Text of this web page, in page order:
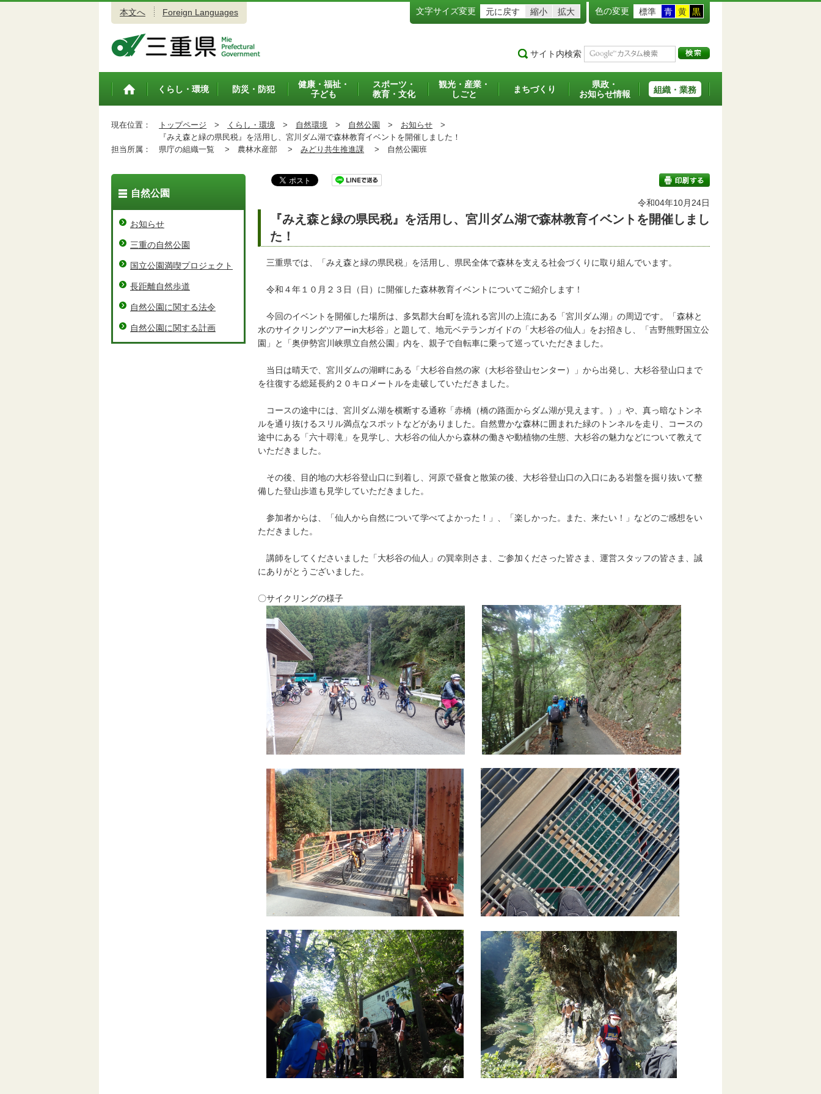
本文へ Foreign Languages 文字サイズ変更 元に戻す 縮小 拡大 色の変更 標準 青 黄 黒
サイト内検索
トップペ
くらし・環境 防災・防犯
健康・福祉・
子ども
スポーツ・
教育・文化
観光・産業・
しごと
まちづくり
県政・
お知らせ情報
組織・業務
現在位置： トップページ > くらし・環境 > 自然環境 > 自然公園 > お知らせ >
『みえ森と緑の県民税』を活用し、宮川ダム湖で森林教育イベントを開催しました！
担当所属：
県庁の組織一覧 > 農林水産部 > みどり共生推進課 > 自然公園班
令和04年10月24日
『みえ森と緑の県民税』を活用し、宮川ダム湖で森林教育イベントを開催しまし
た！
三重県では、「みえ森と緑の県民税」を活用し、県民全体で森林を支える社会づくりに取り組んでいます。
令和４年１０月２３日（日）に開催した森林教育イベントについてご紹介します！
今回のイベントを開催した場所は、多気郡大台町を流れる宮川の上流にある「宮川ダム湖」の周辺です。「森林と
水のサイクリングツアーin大杉谷」と題して、地元ベテランガイドの「大杉谷の仙人」をお招きし、「吉野熊野国立公
園」と「奥伊勢宮川峡県立自然公園」内を、親子で自転車に乗って巡っていただきました。
当日は晴天で、宮川ダムの湖畔にある「大杉谷自然の家（大杉谷登山センター）」から出発し、大杉谷登山口まで
を往復する総延長約２０キロメートルを走破していただきました。
コースの途中には、宮川ダム湖を横断する通称「赤橋（橋の路面からダム湖が見えます。）」や、真っ暗なトンネ
ルを通り抜けるスリル満点なスポットなどがありました。自然豊かな森林に囲まれた緑のトンネルを走り、コースの
途中にある「六十尋滝」を見学し、大杉谷の仙人から森林の働きや動植物の生態、大杉谷の魅力などについて教えて
いただきました。
その後、目的地の大杉谷登山口に到着し、河原で昼食と散策の後、大杉谷登山口の入口にある岩盤を掘り抜いて整
備した登山歩道も見学していただきました。
参加者からは、「仙人から自然について学べてよかった！」、「楽しかった。また、来たい！」などのご感想をい
ただきました。
講師をしてくださいました「大杉谷の仙人」の巽幸則さま、ご参加くださった皆さま、運営スタッフの皆さま、誠
にありがとうございました。
〇サイクリングの様子
自然公園
お知らせ
三重の自然公園
国立公園満喫プロジェクト
長距離自然歩道
自然公園に関する法令
自然公園に関する計画